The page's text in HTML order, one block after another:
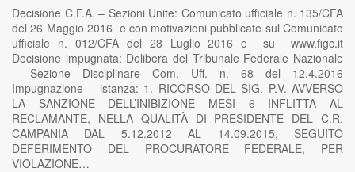
Decisione C.F.A. – Sezioni Unite: Comunicato ufficiale n. 135/CFA
del 26 Maggio 2016 e con motivazioni pubblicate sul Comunicato
ufficiale n. 012/CFA del 28 Luglio 2016 e su www.figc.it
Decisione impugnata: Delibera del Tribunale Federale Nazionale
– Sezione Disciplinare Com. Uff. n. 68 del 12.4.2016
Impugnazione – istanza: 1. RICORSO DEL SIG. P.V. AVVERSO
LA SANZIONE DELL’INIBIZIONE MESI 6 INFLITTA AL
RECLAMANTE, NELLA QUALITÀ DI PRESIDENTE DEL C.R.
CAMPANIA DAL 5.12.2012 AL 14.09.2015, SEGUITO
DEFERIMENTO DEL PROCURATORE FEDERALE, PER
VIOLAZIONE…